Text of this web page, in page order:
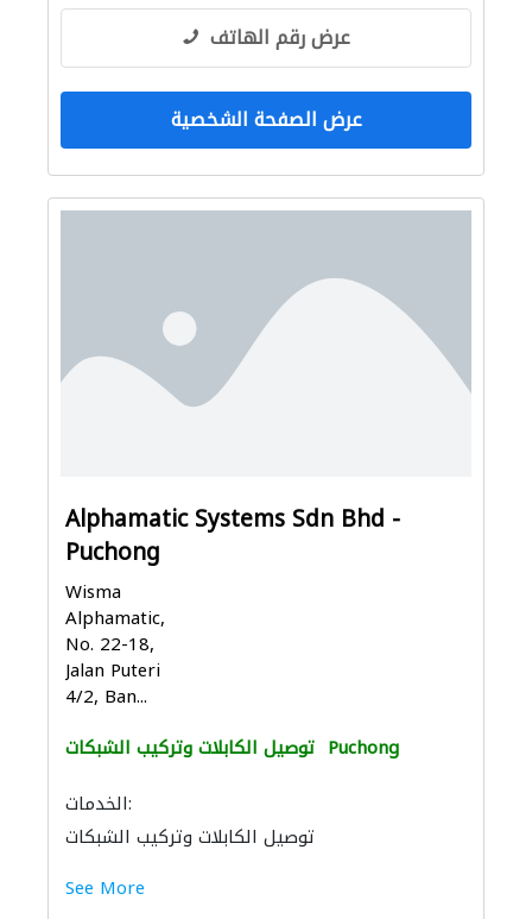
عرض رقم الهاتف
عرض الصفحة الشخصية
Alphamatic Systems Sdn Bhd -
Puchong
Wisma
Alphamatic,
No. 22-18,
Jalan Puteri
4/2, Ban...
توصيل الكابلات وتركيب الشبكات Puchong
الخدمات:
توصيل الكابلات وتركيب الشبكات
See More